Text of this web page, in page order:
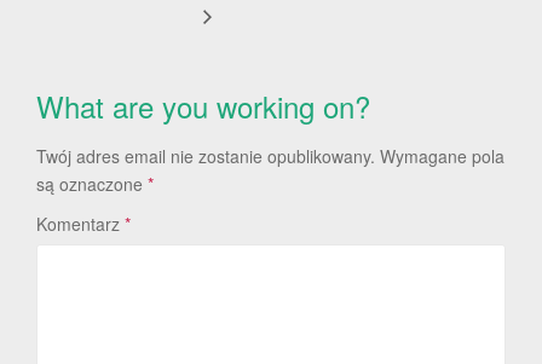
What are you working on?
Twój adres email nie zostanie opublikowany. Wymagane pola
są oznaczone *
Komentarz *